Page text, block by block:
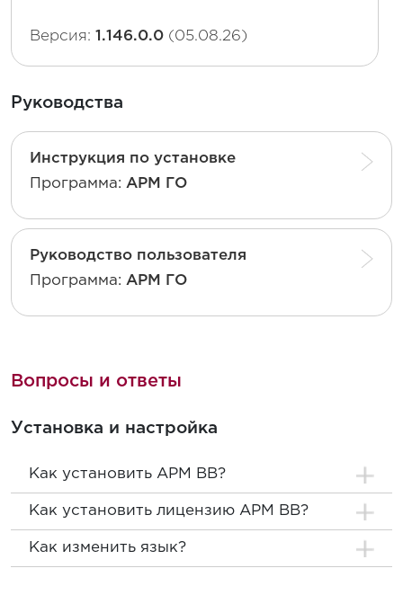
Версия: 1.146.0.0 (05.08.26)
Руководства
Инструкция по установке
Программа: АРМ ГО
Руководство пользователя
Программа: АРМ ГО
Вопросы и ответы
Установка и настройка
Как установить АРМ ВВ?
Как установить лицензию АРМ ВВ?
Как изменить язык?